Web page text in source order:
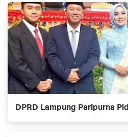
DPRD Lampung Paripurna